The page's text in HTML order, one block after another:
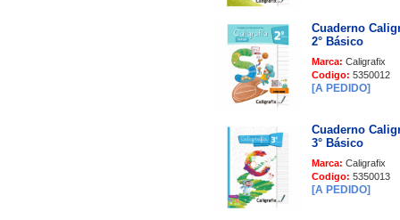
Cuaderno
2° Básico
Marca: Caligrafix
Codigo: 5350012
[A PEDIDO]
Cuaderno
3° Básico
Marca: Caligrafix
Codigo: 5350013
[A PEDIDO]